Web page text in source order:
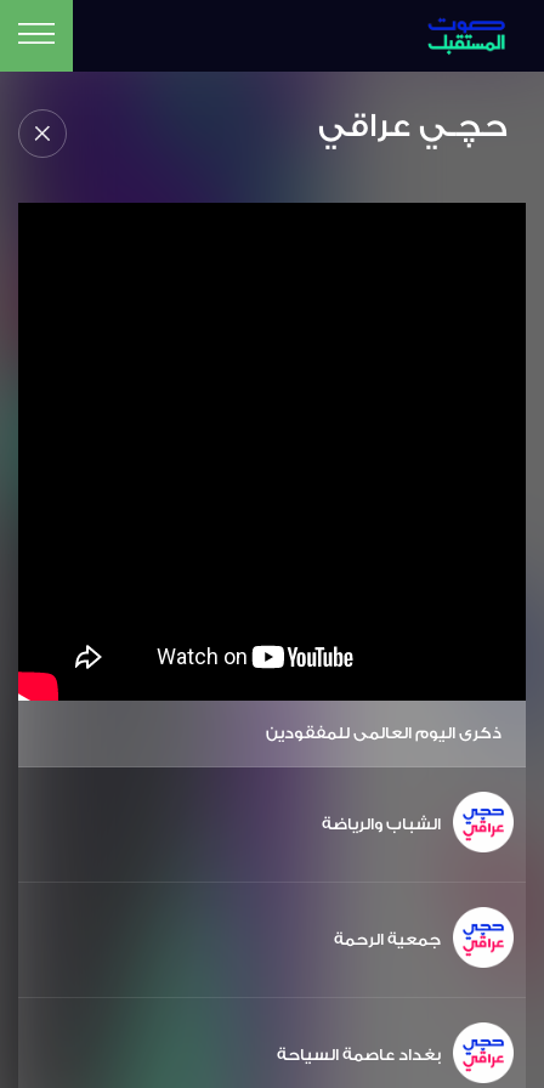
حچـي عراقي
ذكرى اليوم العالمي للمفقودين
الشباب والرياضة
جمعية الرحمة
بغداد عاصمة السياحة